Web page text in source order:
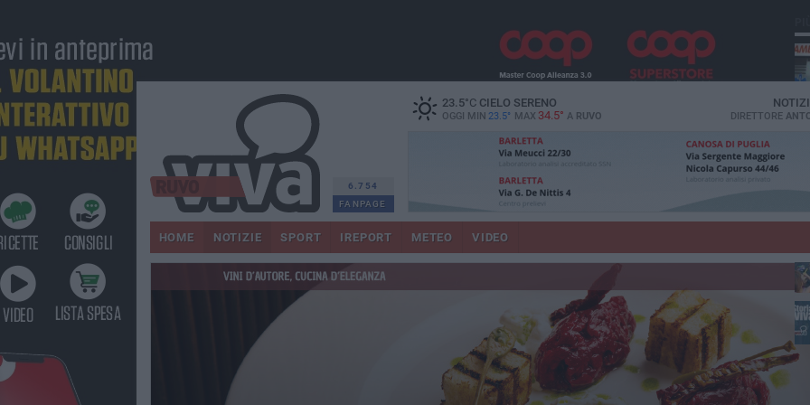
6.754
FANPAGE
23.5°CCIELO SERENO
OGGI MIN 23.5° MAX 34.5° A RUVO DIRETTORE
HOME NOTIZIE SPORT IREPORT METEO VIDEO